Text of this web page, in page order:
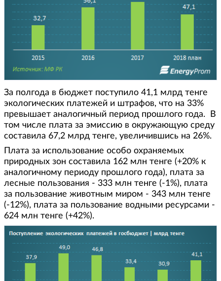
За полгода в бюджет поступило 41,1 млрд тенге
экологических платежей и штрафов, что на 33%
превышает аналогичный период прошлого года. В
том числе плата за эмиссию в окружающую среду
составила 67,2 млрд тенге, увеличившись на 26%.
Плата за использование особо охраняемых
природных зон составила 162 млн тенге (+20% к
аналогичному периоду прошлого года), плата за
лесные пользования - 333 млн тенге (-1%), плата
за пользование животным миром - 343 млн тенге
(-12%), плата за пользование водными ресурсами -
624 млн тенге (+42%).